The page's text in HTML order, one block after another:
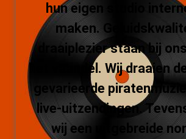
hun eigen studio
maken.
draaiplezier staan bij
het vaandel. Wij draaien
gevarieerde
live-uitzendingen.
wij een uitgebreide